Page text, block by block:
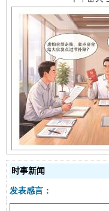
揭开“小金库
时事新闻
发表感言：